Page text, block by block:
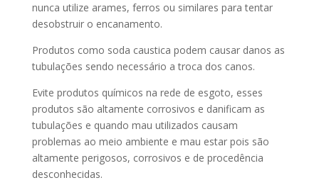
nunca utilize arames, ferros ou similares para tentar
desobstruir o encanamento.
Produtos como soda caustica podem causar danos as
tubulações sendo necessário a troca dos canos.
Evite produtos químicos na rede de esgoto, esses
produtos são altamente corrosivos e danificam as
tubulações e quando mau utilizados causam
problemas ao meio ambiente e mau estar pois são
altamente perigosos, corrosivos e de procedência
desconhecidas.